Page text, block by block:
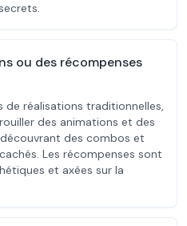
ou des récompenses
de réalisations traditionnelles,
des animations et des
des combos et
Les récompenses sont
et axées sur la